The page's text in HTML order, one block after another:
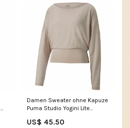
Damen Sweater ohne Kapuze
Puma Studio Yogini Lite
US$ 45.50